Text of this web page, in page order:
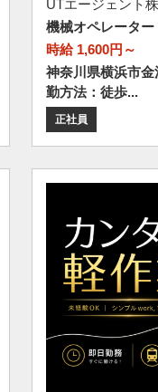
機械オペレータ
時給 1,600円～
神奈川県横浜市
勤方法：徒歩...
正社員